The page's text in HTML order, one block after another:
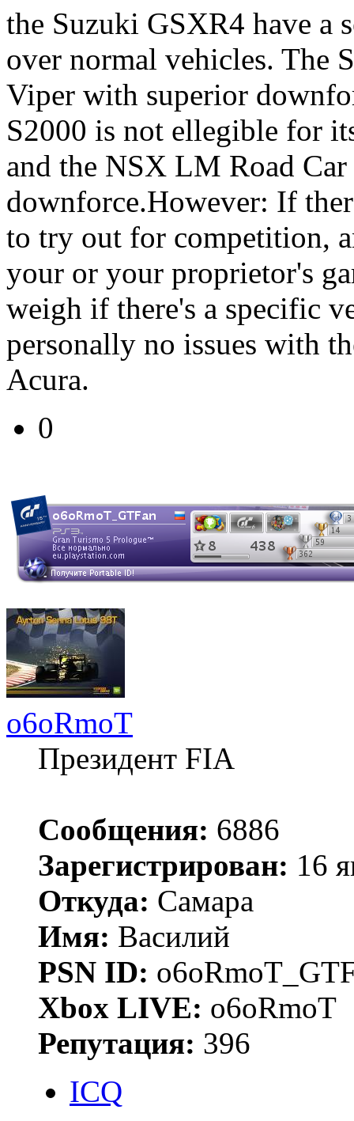
the Suzuki GSXR4 have a
over normal vehicles. The
Viper with superior
S2000 is not ellegible for
and the NSX LM Road
downforce.However: If
to try out for competition,
your or your proprietor's
weigh if there's a specific
personally no issues with
Acura.
0
o6oRmoT
Президент FIA
Сообщения: 6886
Зарегистрирован: 16
Откуда: Самара
Имя: Василий
PSN ID:
Xbox LIVE: o6oRmoT
Репутация: 396
ICQ